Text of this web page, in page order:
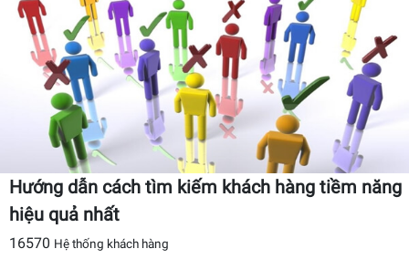
Hướng dẫn cách tìm kiếm khách hàng tiềm năng
hiệu quả nhất
16570 Hệ thống khách hàng